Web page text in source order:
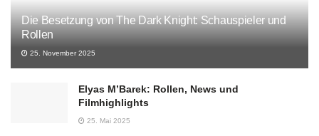
Die Besetzung von The Dark Knight: Schauspieler und
Rollen
25. November 2025
Elyas M’Barek: Rollen, News und
Filmhighlights
25. Mai 2025